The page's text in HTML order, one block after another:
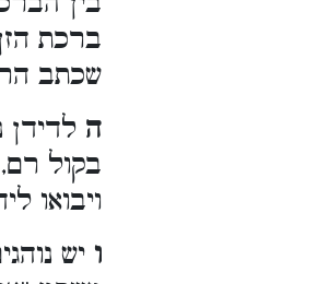
ברכת
שכתב
ה לדידן
בקול
ויבואו
ו יש